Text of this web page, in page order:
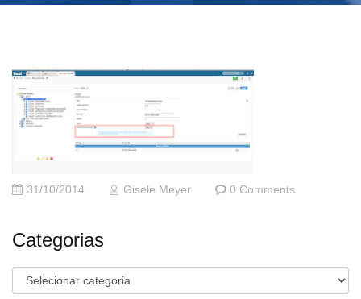
31/10/2014 Gisele Meyer 0 Comments
Categorias
Categorias